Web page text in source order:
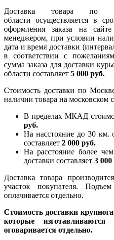
Доставка товара по
области осуществляется в
оформления заказа на
менеджером, при условии
дата и время доставки
в соответствии с
сумма заказа для доставки
области составляет 5 000 руб.
Стоимость доставки по
наличии товара на московском
В пределах МКАД
руб.
На насcтояние до 30 км.
составляет 2 000 руб.
На расстояние более
доставки составляет 3 000
Доставка товара
участок покупателя.
оплачивается отдельно.
Стоимость доставки
которые
оговаривается отдельно.